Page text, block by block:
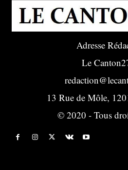
Adresse
Le
13 Rue de Môle,
© 2020 - Tous